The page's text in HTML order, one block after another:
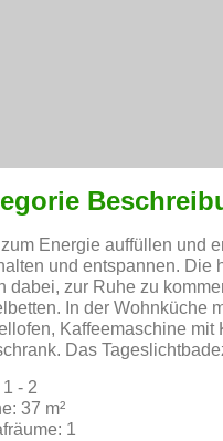
zum Energie auffüllen und
und entspannen. Die
dabei, zur Ruhe zu
In der Wohnküche
Kaffeemaschine mit
Das
1 - 2
37 m²
1